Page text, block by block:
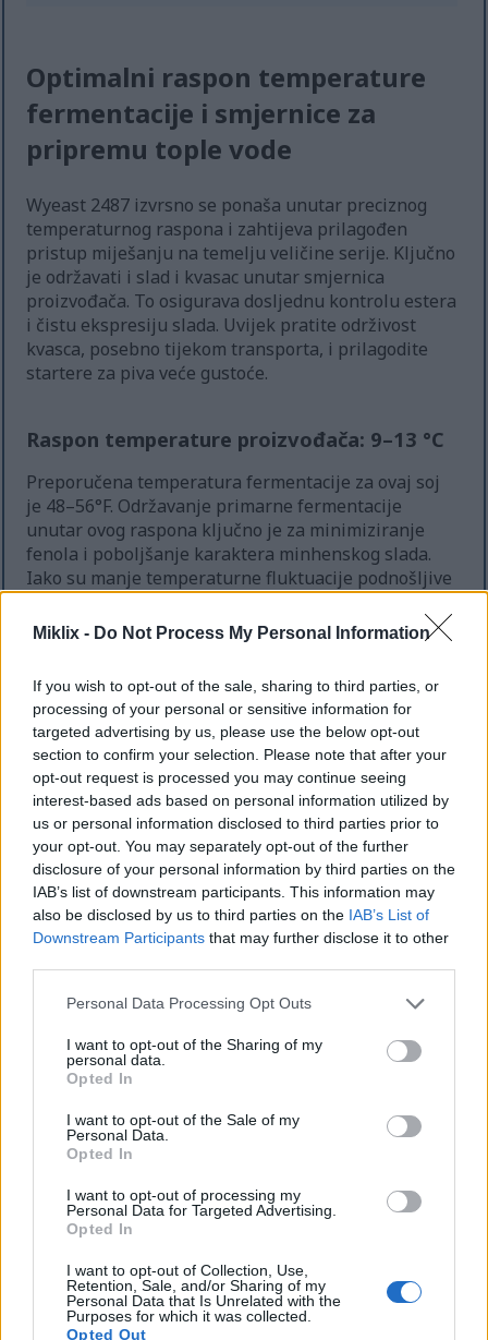
Miklix - Do Not Process My Personal Information
If you wish to opt-out of the sale, sharing to third parties, or
processing of your personal or sensitive information for
targeted advertising by us, please use the below opt-out
section to confirm your selection. Please note that after your
opt-out request is processed you may continue seeing
interest-based ads based on personal information utilized by
us or personal information disclosed to third parties prior to
your opt-out. You may separately opt-out of the further
disclosure of your personal information by third parties on the
IAB’s list of downstream participants. This information may
also be disclosed by us to third parties on the IAB’s List of
Downstream Participants that may further disclose it to other
Please note that this website/app uses one or more Google
not limited to your visit or usage behaviour. You may click to
grant or deny consent to Google and its third-party tags to
use your data for below specified purposes in below Google
consent section.
Personal Data Processing Opt Outs
I want to opt-out of the Sharing of my
personal data.
Opted In
I want to opt-out of the Sale of my
Personal Data.
Opted In
I want to opt-out of processing my
Personal Data for Targeted Advertising.
Opted In
I want to opt-out of Collection, Use,
Retention, Sale, and/or Sharing of my
Personal Data that Is Unrelated with the
Purposes for which it was collected.
Opted Out
Optimalni raspon temperature
fermentacije i smjernice za
pripremu tople vode
Wyeast 2487 izvrsno se ponaša unutar preciznog
temperaturnog raspona i zahtijeva prilagođen
pristup miješanju na temelju veličine serije. Ključno
je održavati i slad i kvasac unutar smjernica
proizvođača. To osigurava dosljednu kontrolu estera
i čistu ekspresiju slada. Uvijek pratite održivost
kvasca, posebno tijekom transporta, i prilagodite
startere za piva veće gustoće.
Raspon temperature proizvođača: 9–13 °C
Preporučena temperatura fermentacije za ovaj soj
je 48–56°F. Održavanje primarne fermentacije
unutar ovog raspona ključno je za minimiziranje
fenola i poboljšanje karaktera minhenskog slada.
Iako su manje temperaturne fluktuacije podnošljive
neželjenih estera ili spore fermentacije.
Preporučene temperature točenja za čiste
lagere
Mnogi pivari ciljaju na temperaturu sladavine od
oko 45°F za Wyeast 2487. Zatim dopuštaju da se
sladovina zagrije na oko 48°F za glavnu fazu
fermentacije. Ova niža temperatura sladanja
pomaže u suzbijanju voćnih estera, što rezultira
čišćim i hrskavijim pivom. Za piva s delikatnim
profilom slada, preporučljivo je koristiti slad na
hladnijem kraju spektra.
Veličina startera i broj stanica za zdravu
S obzirom na tekući oblik Wyeast 2487, bitno je
uskladiti veličinu startera s gustoćom i volumenom
šarže za zdrav broj stanica kvasca. Za standardne
šarže od 5 galona, obično je dovoljan starter od 1,5-
2,0 l. Međutim, za piva s višim OG, povećajte
volumen startera ili upotrijebite više pakiranja kako
biste spriječili dugo vrijeme kašnjenja i stresni
kvasac.
Kad god je moguće, prije dodavanja provjerite
broj održivih stanica kvasca.
Starteri za vaganje za veće serije ili gravitacije